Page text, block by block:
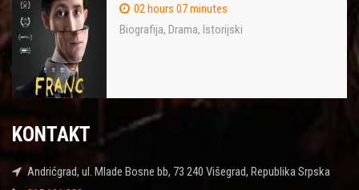
02 hours 07 minutes
Biografija, Drama, Istorijski
KONTAKT
Andrićgrad, ul. Mlade Bosne bb, 73 240 Višegrad, Republika Srpska